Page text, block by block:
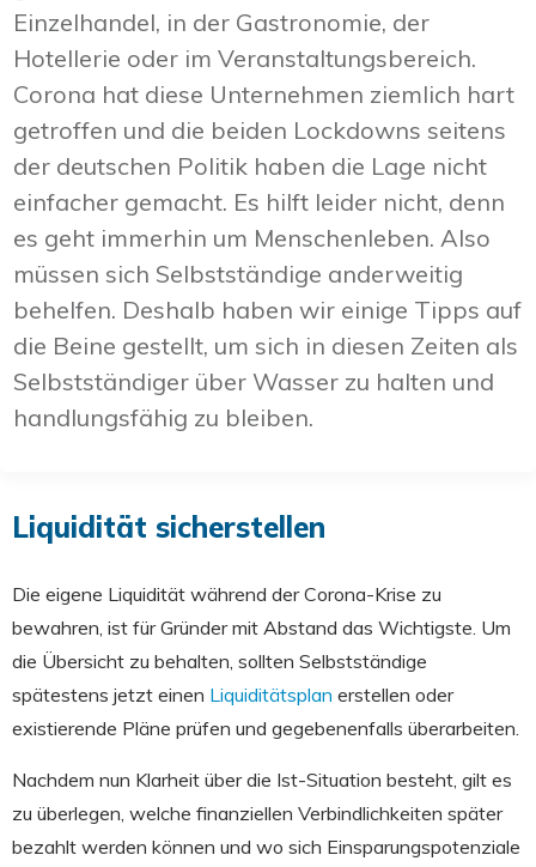
Einzelhandel, in der Gastronomie, der
Hotellerie oder im Veranstaltungsbereich.
Corona hat diese Unternehmen ziemlich hart
getroffen und die beiden Lockdowns seitens
der deutschen Politik haben die Lage nicht
einfacher gemacht. Es hilft leider nicht, denn
es geht immerhin um Menschenleben. Also
müssen sich Selbstständige anderweitig
behelfen. Deshalb haben wir einige Tipps auf
die Beine gestellt, um sich in diesen Zeiten als
Selbstständiger über Wasser zu halten und
handlungsfähig zu bleiben.
Liquidität sicherstellen
Die eigene Liquidität während der Corona-Krise zu
bewahren, ist für Gründer mit Abstand das Wichtigste. Um
die Übersicht zu behalten, sollten Selbstständige
spätestens jetzt einen Liquiditätsplan erstellen oder
existierende Pläne prüfen und gegebenenfalls überarbeiten.
Nachdem nun Klarheit über die Ist-Situation besteht, gilt es
zu überlegen, welche finanziellen Verbindlichkeiten später
bezahlt werden können und wo sich Einsparungspotenziale